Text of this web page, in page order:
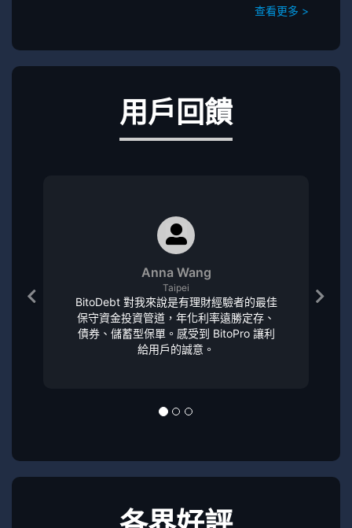
查看更多 >
用戶回饋
Anna Wang
Taipei
BitoDebt 對我來說是有理財經驗者的最佳
保守資金投資管道，年化利率遠勝定存、
債券、儲蓄型保單。感受到 BitoPro 讓利
給用戶的誠意。